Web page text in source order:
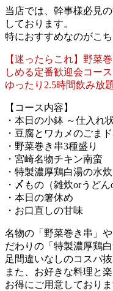
当店では、幹事様必見
しております。
特におすすめなのがこ
【迷ったらこれ】野菜
しめる定番歓迎会コース
ゆったり2.5時間飲み放
【コース内容】
・本日の小鉢 ～仕入れ
・豆腐とワカメのごま
・野菜巻き串3種盛り
・宮崎名物チキン南蛮
・特製濃厚鶏白湯の水
・〆もの（雑炊orうどん
・本日の箸休め
・お口直しの甘味
名物の「野菜巻き串」
だわりの「特製濃厚鶏
足間違いなしのコスパ
また、お好きな料理と
お得にご用意しておりま